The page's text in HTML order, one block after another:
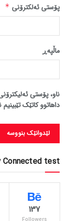
پۆستی ئەلکترۆنی *
ماڵپه‌ڕ
ناو، پۆستی
داهاتوو کاتێک
Connected test
137